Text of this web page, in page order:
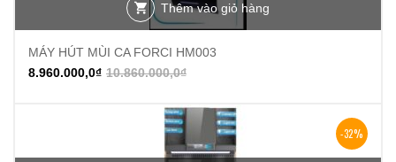
Thêm vào giỏ hàng
MÁY HÚT MÙI CA FORCI HM003
10.860.000,0₫
8.960.000,0₫
-32%